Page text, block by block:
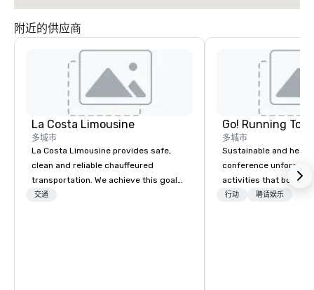
附近的供应商
La Costa Limousine
多城市
La Costa Limousine provides safe,
clean and reliable chauffeured
transportation. We achieve this goal
with highly trained chauffeurs, the
交通
Go! Running
多城市
Sustainable and
conference
activities that boost
lower carbon
行动 聘请娱乐